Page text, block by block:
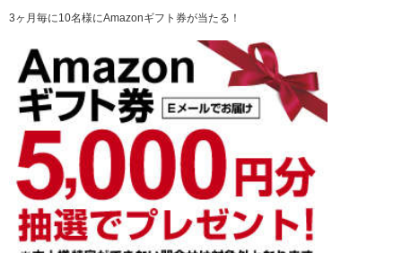
3ヶ月毎に10名様にAmazonギフト券が当たる！